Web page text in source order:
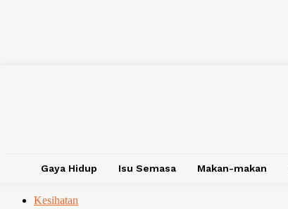
Gaya Hidup Isu Semasa Makan-makan
Kesihatan